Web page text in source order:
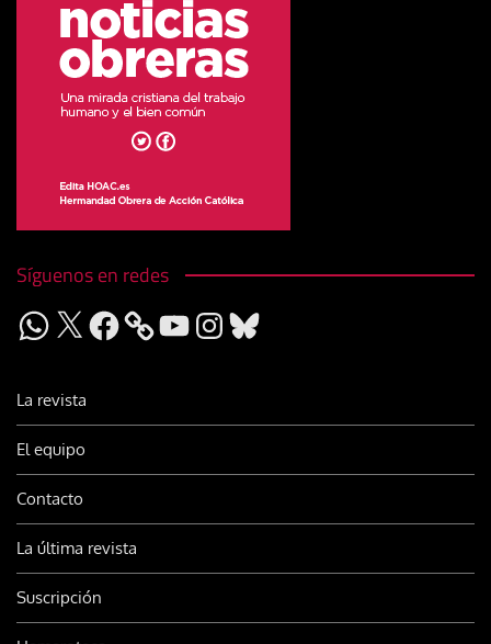
Síguenos en redes
WhatsApp
X Facebook YouTubeInstagram
Bluesky
La revista
El equipo
Contacto
La última revista
Suscripción